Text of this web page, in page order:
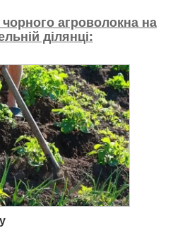
агроволокна на
ділянці: